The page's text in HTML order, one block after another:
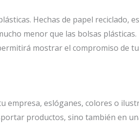
Hechas de papel reciclado,
menor que las bolsas plásticas.
mostrar el compromiso de
empresa, eslóganes, colores o
productos, sino también en